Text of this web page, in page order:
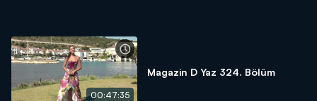
00:47:35
Magazin D Yaz 324. Bölüm